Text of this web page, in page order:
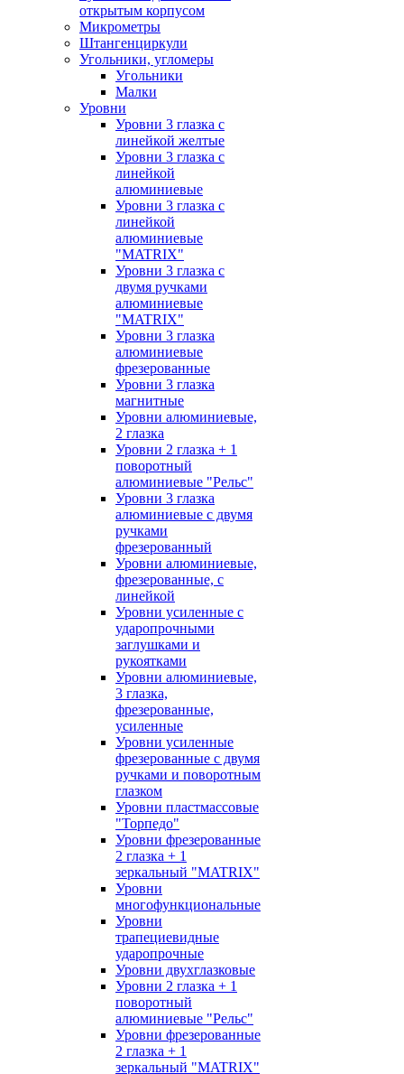
открытым корпусом
Микрометры
Штангенциркули
Угольники, угломеры
Угольники
Малки
Уровни
Уровни 3 глазка с
линейкой желтые
Уровни 3 глазка с
линейкой
алюминиевые
Уровни 3 глазка с
линейкой
алюминиевые
"MATRIX"
Уровни 3 глазка с
двумя ручками
алюминиевые
"MATRIX"
Уровни 3 глазка
алюминиевые
фрезерованные
Уровни 3 глазка
магнитные
Уровни алюминиевые,
2 глазка
Уровни 2 глазка + 1
поворотный
алюминиевые "Рельс"
Уровни 3 глазка
алюминиевые с двумя
ручками
фрезерованный
Уровни алюминиевые,
фрезерованные, с
линейкой
Уровни усиленные с
ударопрочными
заглушками и
рукоятками
Уровни алюминиевые,
3 глазка,
фрезерованные,
усиленные
Уровни усиленные
фрезерованные с двумя
ручками и поворотным
глазком
Уровни пластмассовые
"Торпедо"
Уровни фрезерованные
2 глазка + 1
зеркальный "MATRIX"
Уровни
многофункциональные
Уровни
трапециевидные
ударопрочные
Уровни двухглазковые
Уровни 2 глазка + 1
поворотный
алюминиевые "Рельс"
Уровни фрезерованные
2 глазка + 1
зеркальный "MATRIX"